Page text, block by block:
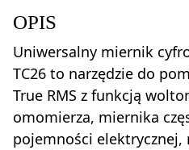
OPIS
Uniwersalny miernik
TC26 to narzędzie do
True RMS z funkcją
omomierza, miernika
pojemności